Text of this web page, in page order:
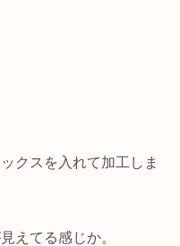
クスを入れて加工しま
えてる感じか。